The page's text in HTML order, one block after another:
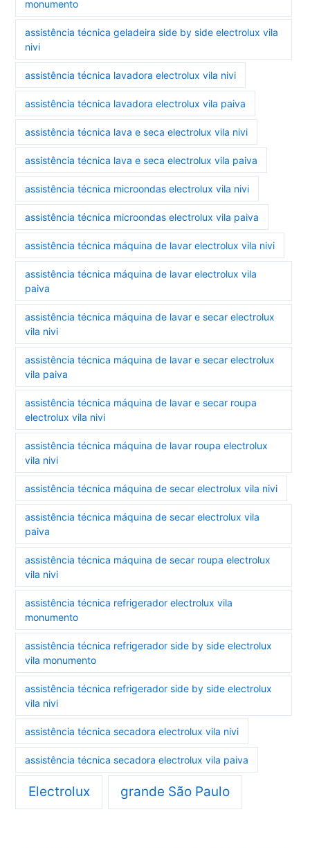
monumento
assistência técnica geladeira side by side electrolux vila
nivi
assistência técnica lavadora electrolux vila nivi
assistência técnica lavadora electrolux vila paiva
assistência técnica lava e seca electrolux vila nivi
assistência técnica lava e seca electrolux vila paiva
assistência técnica microondas electrolux vila nivi
assistência técnica microondas electrolux vila paiva
assistência técnica máquina de lavar electrolux vila nivi
assistência técnica máquina de lavar electrolux vila
paiva
assistência técnica máquina de lavar e secar electrolux
vila nivi
assistência técnica máquina de lavar e secar electrolux
vila paiva
assistência técnica máquina de lavar e secar roupa
electrolux vila nivi
assistência técnica máquina de lavar roupa electrolux
vila nivi
assistência técnica máquina de secar electrolux vila nivi
assistência técnica máquina de secar electrolux vila
paiva
assistência técnica máquina de secar roupa electrolux
vila nivi
assistência técnica refrigerador electrolux vila
monumento
assistência técnica refrigerador side by side electrolux
vila monumento
assistência técnica refrigerador side by side electrolux
vila nivi
assistência técnica secadora electrolux vila nivi
assistência técnica secadora electrolux vila paiva
Electrolux grande São Paulo